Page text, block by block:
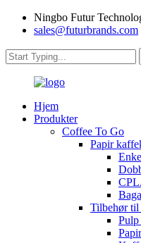
Ningbo Futur
sales@futurbrands.com
Hjem
Produkter
Coffee To Go
Papir
Tilbehør